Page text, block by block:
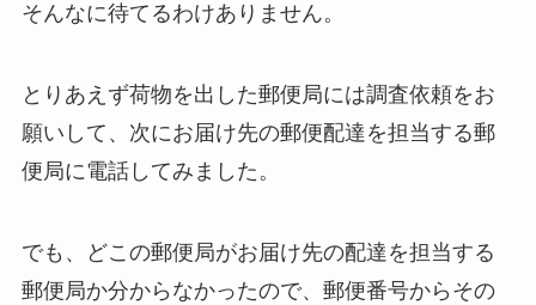
そんなに待てるわけありません。
とりあえず荷物を出した郵便局には調査依頼をお
願いして、次にお届け先の郵便配達を担当する郵
便局に電話してみました。
でも、どこの郵便局がお届け先の配達を担当する
郵便局か分からなかったので、郵便番号からその